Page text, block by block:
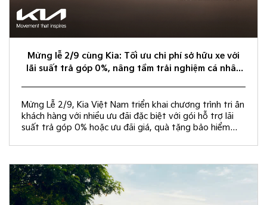
Mừng lễ 2/9 cùng Kia: Tối ưu chi phí sở hữu xe với
lãi suất trả góp 0%, nâng tầm trải nghiệm cá nhân
Mừng Lễ 2/9, Kia Việt Nam triển khai chương trình tri ân
khách hàng với nhiều ưu đãi đặc biệt với gói hỗ trợ lãi
suất trả góp 0% hoặc ưu đãi giá, quà tặng bảo hiểm